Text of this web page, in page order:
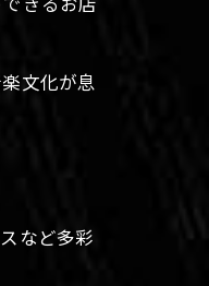
文化が息
など多彩